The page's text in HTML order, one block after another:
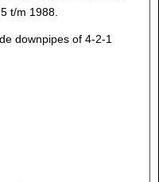
t/m 1988.
downpipes of 4-2-1